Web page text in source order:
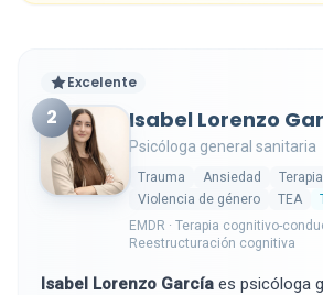
Excelente
2 Isabel Lorenzo
Psicóloga general sanitaria
Trauma Ansiedad
Violencia de género
TEA
EMDR · Terapia cognitivo-
Reestructuración cognitiva
Isabel Lorenzo García es psicóloga